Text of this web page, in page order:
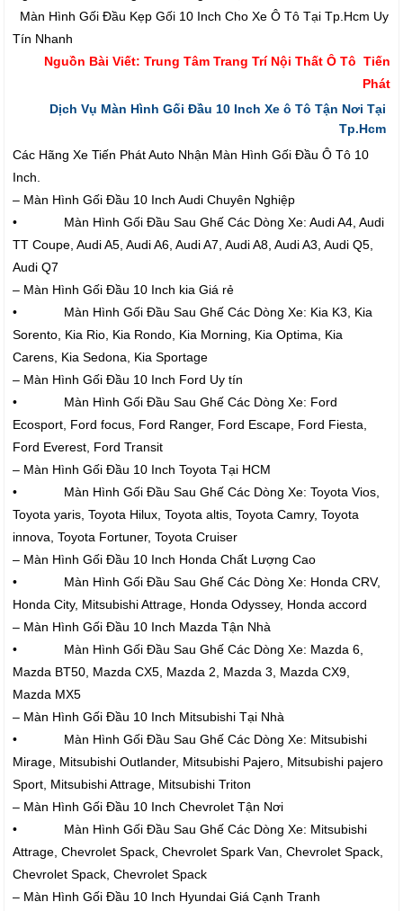
Màn Hình Gối Đầu Kẹp Gối 10 Inch Cho Xe Ô Tô Tại Tp.Hcm Uy
Tín Nhanh
Nguồn Bài Viết: Trung Tâm Trang Trí Nội Thất Ô Tô Tiến
Phát
Dịch Vụ Màn Hình Gối Đầu 10 Inch Xe ô Tô Tận Nơi Tại
Tp.Hcm
Các Hãng Xe Tiến Phát Auto Nhận Màn Hình Gối Đầu Ô Tô 10
Inch.
– Màn Hình Gối Đầu 10 Inch Audi Chuyên Nghiệp
• Màn Hình Gối Đầu Sau Ghế Các Dòng Xe: Audi A4, Audi
TT Coupe, Audi A5, Audi A6, Audi A7, Audi A8, Audi A3, Audi Q5,
Audi Q7
– Màn Hình Gối Đầu 10 Inch kia Giá rẻ
• Màn Hình Gối Đầu Sau Ghế Các Dòng Xe: Kia K3, Kia
Sorento, Kia Rio, Kia Rondo, Kia Morning, Kia Optima, Kia
Carens, Kia Sedona, Kia Sportage
– Màn Hình Gối Đầu 10 Inch Ford Uy tín
• Màn Hình Gối Đầu Sau Ghế Các Dòng Xe: Ford
Ecosport, Ford focus, Ford Ranger, Ford Escape, Ford Fiesta,
Ford Everest, Ford Transit
– Màn Hình Gối Đầu 10 Inch Toyota Tại HCM
• Màn Hình Gối Đầu Sau Ghế Các Dòng Xe: Toyota Vios,
Toyota yaris, Toyota Hilux, Toyota altis, Toyota Camry, Toyota
innova, Toyota Fortuner, Toyota Cruiser
– Màn Hình Gối Đầu 10 Inch Honda Chất Lượng Cao
• Màn Hình Gối Đầu Sau Ghế Các Dòng Xe: Honda CRV,
Honda City, Mitsubishi Attrage, Honda Odyssey, Honda accord
– Màn Hình Gối Đầu 10 Inch Mazda Tận Nhà
• Màn Hình Gối Đầu Sau Ghế Các Dòng Xe: Mazda 6,
Mazda BT50, Mazda CX5, Mazda 2, Mazda 3, Mazda CX9,
Mazda MX5
– Màn Hình Gối Đầu 10 Inch Mitsubishi Tại Nhà
• Màn Hình Gối Đầu Sau Ghế Các Dòng Xe: Mitsubishi
Mirage, Mitsubishi Outlander, Mitsubishi Pajero, Mitsubishi pajero
Sport, Mitsubishi Attrage, Mitsubishi Triton
– Màn Hình Gối Đầu 10 Inch Chevrolet Tận Nơi
• Màn Hình Gối Đầu Sau Ghế Các Dòng Xe: Mitsubishi
Attrage, Chevrolet Spack, Chevrolet Spark Van, Chevrolet Spack,
Chevrolet Spack, Chevrolet Spack
– Màn Hình Gối Đầu 10 Inch Hyundai Giá Cạnh Tranh